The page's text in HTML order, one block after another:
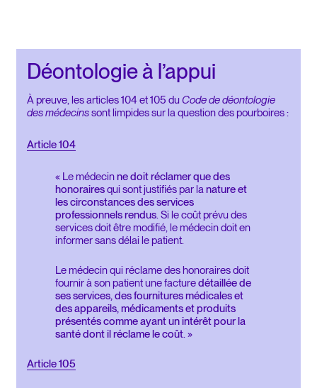
Déontologie à l’appui
À preuve, les articles 104 et 105 duCode de déontologie
des médecinssont limpides sur la question des pourboires :
Article 104
« Le médecinne doit réclamer que des
honorairesqui sont justifiés par lanature et
les circonstances des services
professionnels rendus. Si le coût prévu des
services doit être modifié, le médecin doit en
informer sans délai le patient.
Le médecin qui réclame des honoraires doit
fournir à son patient une facturedétaillée de
ses services, des fournitures médicales et
des appareils, médicaments et produits
présentés comme ayant un intérêt pour la
santé dont il réclame le coût. »
Article 105